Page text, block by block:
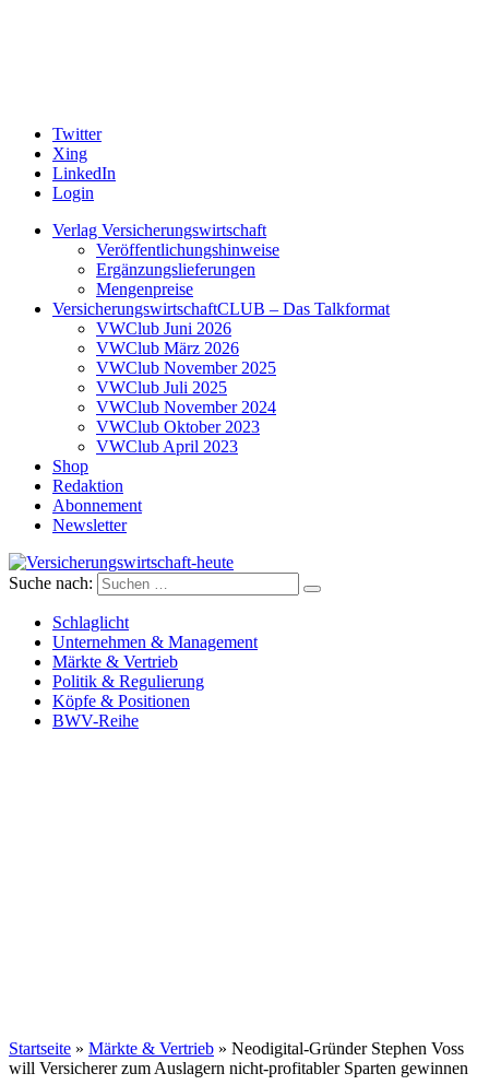
Twitter
Xing
LinkedIn
Login
Verlag Versicherungswirtschaft
Veröffentlichungshinweise
Ergänzungslieferungen
Mengenpreise
VersicherungswirtschaftCLUB – Das Talkformat
VWClub Juni 2026
VWClub März 2026
VWClub November 2025
VWClub Juli 2025
VWClub November 2024
VWClub Oktober 2023
VWClub April 2023
Shop
Redaktion
Abonnement
Newsletter
Versicherungswirtschaft-heute
Suche nach:
Schlaglicht
Unternehmen & Management
Märkte & Vertrieb
Politik & Regulierung
Köpfe & Positionen
BWV-Reihe
Startseite » Märkte & Vertrieb » Neodigital-Gründer Stephen Voss
will Versicherer zum Auslagern nicht-profitabler Sparten gewinnen